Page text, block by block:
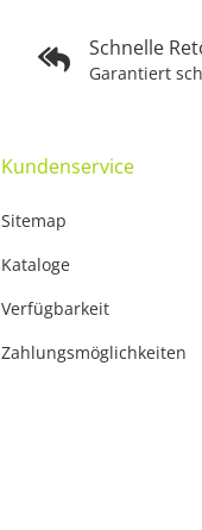
Schnelle
Garantiert
Kundenservice
Sitemap
Kataloge
Verfügbarkeit
Zahlungsmöglichkeiten